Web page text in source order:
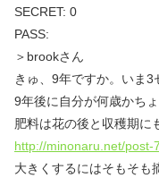
SECRET: 0
PASS:
＞brookさん
きゅ、9年ですか。いま3
9年後に自分が何歳かち
肥料は花の後と収穫期に
http://minonaru.net/post-
大きくするにはそもそも